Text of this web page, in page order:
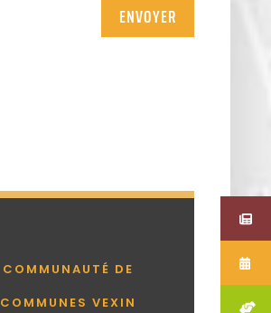
ENVOYER
COMMUNAUTÉ DE
COMMUNES VEXIN